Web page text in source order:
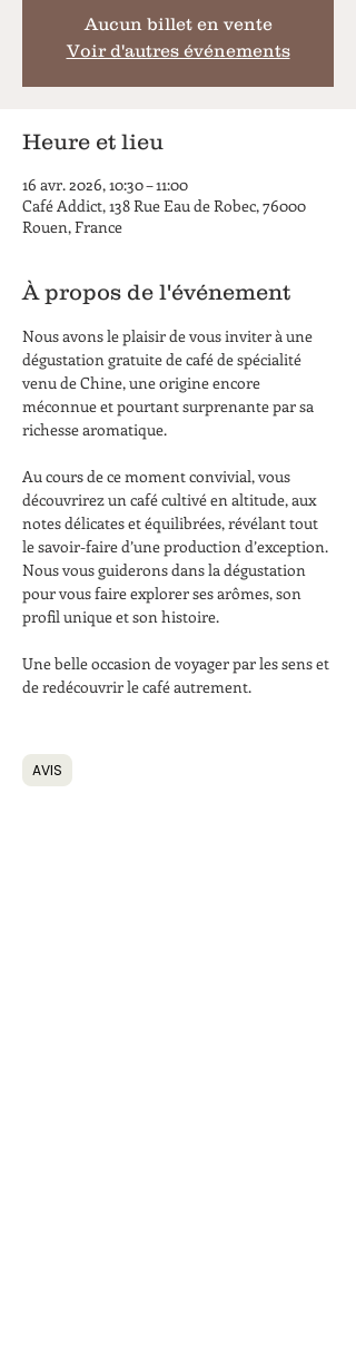
Aucun billet en vente
Voir d'autres événements
Heure et lieu
16 avr. 2026, 10:30 – 11:00
Café Addict, 138 Rue Eau de Robec, 76000
Rouen, France
À propos de l'événement
Nous avons le plaisir de vous inviter à une
dégustation gratuite de café de spécialité
venu de Chine, une origine encore
méconnue et pourtant surprenante par sa
richesse aromatique.
Au cours de ce moment convivial, vous
découvrirez un café cultivé en altitude, aux
notes délicates et équilibrées, révélant tout
le savoir-faire d’une production d’exception.
Nous vous guiderons dans la dégustation
pour vous faire explorer ses arômes, son
profil unique et son histoire.
Une belle occasion de voyager par les sens et
de redécouvrir le café autrement.
AVIS